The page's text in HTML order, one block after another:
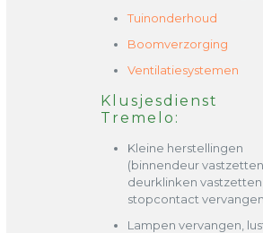
Tuinonderhoud
Boomverzorging
Ventilatiesystemen
Klusjesdienst
Tremelo:
Kleine herstellingen
(binnendeur vastzetten,
deurklinken vastzetten,
stopcontact
Lampen vervangen,